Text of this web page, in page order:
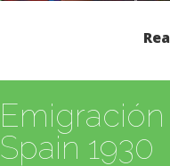
Emigración
Spain 1930